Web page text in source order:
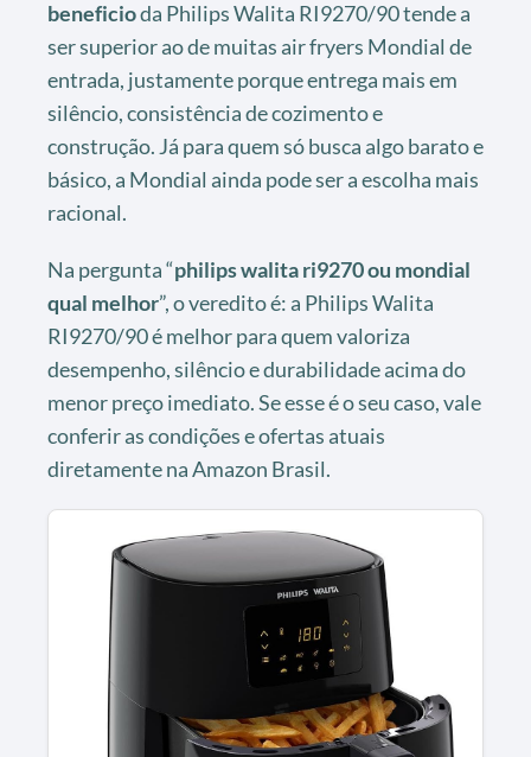
beneficioda Philips Walita RI9270/90 tende a
ser superior ao de muitas air fryers Mondial de
entrada, justamente porque entrega mais em
silêncio, consistência de cozimento e
construção. Já para quem só busca algo barato e
básico, a Mondial ainda pode ser a escolha mais
racional.
Na pergunta “philips walita ri9270 ou mondial
qual melhor”, o veredito é: a Philips Walita
RI9270/90 é melhor para quem valoriza
desempenho, silêncio e durabilidade acima do
menor preço imediato. Se esse é o seu caso, vale
conferir as condições e ofertas atuais
diretamente na Amazon Brasil.